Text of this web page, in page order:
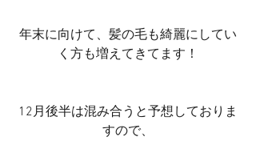
年末に向けて、髪の毛も綺麗にしてい
く方も増えてきてます！
12月後半は混み合うと予想しておりま
すので、